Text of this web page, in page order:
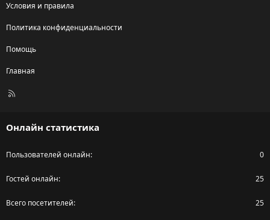
Условия и правила
Политика конфиденциальности
Помощь
Главная
R
Онлайн статистика
Пользователей онлайн 0
Гостей онлайн 25
Всего посетителей 25